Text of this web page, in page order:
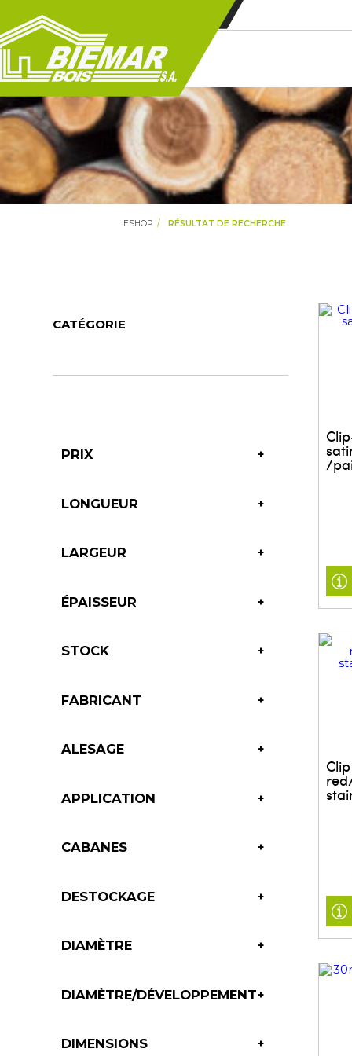
ESHOP RÉSULTAT DE RECHERCHE
CATÉGORIE
PRIX
LONGUEUR
LARGEUR
ÉPAISSEUR
STOCK
FABRICANT
ALESAGE
APPLICATION
CABANES
DESTOCKAGE
DIAMÈTRE
DIAMÈTRE/DÉVELOPPEMENT
DIMENSIONS
/